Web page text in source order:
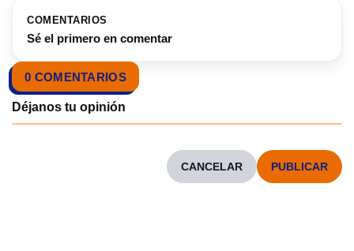
COMENTARIOS
Sé el primero en comentar
0 COMENTARIOS
CANCELAR